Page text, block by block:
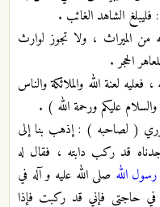
الشاهد الغائب .
من الميراث ، ولا تجوز لوارث
الحجر .
لعنة الله والملائكة والناس
عليكم ورحمة الله ) .
قد ركب دابته ، فقال له
رسول الله صلى الله عليه و آله في
حاجتي فإني قد ركبت فإذا